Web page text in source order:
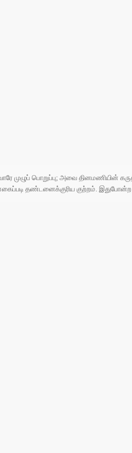
முழுப் பொறுப்பு; அவை தினமணியின்
தண்டனைக்குரிய குற்றம். இதுபோன்ற